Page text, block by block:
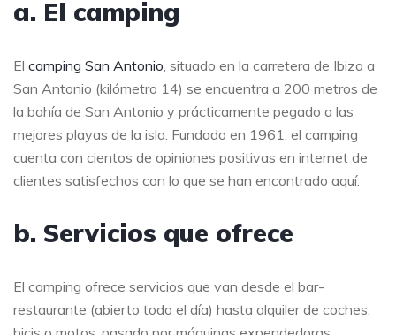
a. El camping
El camping San Antonio , situado en la carretera de Ibiza a
San Antonio (kilómetro 14) se encuentra a 200 metros de
la bahía de San Antonio y prácticamente pegado a las
mejores playas de la isla. Fundado en 1961, el camping
cuenta con cientos de opiniones positivas en internet de
clientes satisfechos con lo que se han encontrado aquí.
b. Servicios que ofrece
El camping ofrece servicios que van desde el bar-
restaurante (abierto todo el día) hasta alquiler de coches,